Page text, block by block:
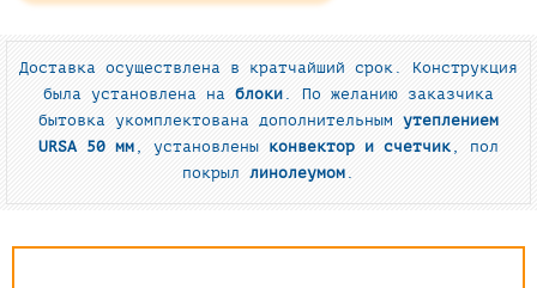
Доставка осуществлена в кратчайший срок. Конструкция
была установлена на блоки . По желанию заказчика
бытовка укомплектована дополнительным утеплением
URSA 50 мм , установлены конвектор и счетчик , пол
покрыл линолеумом .